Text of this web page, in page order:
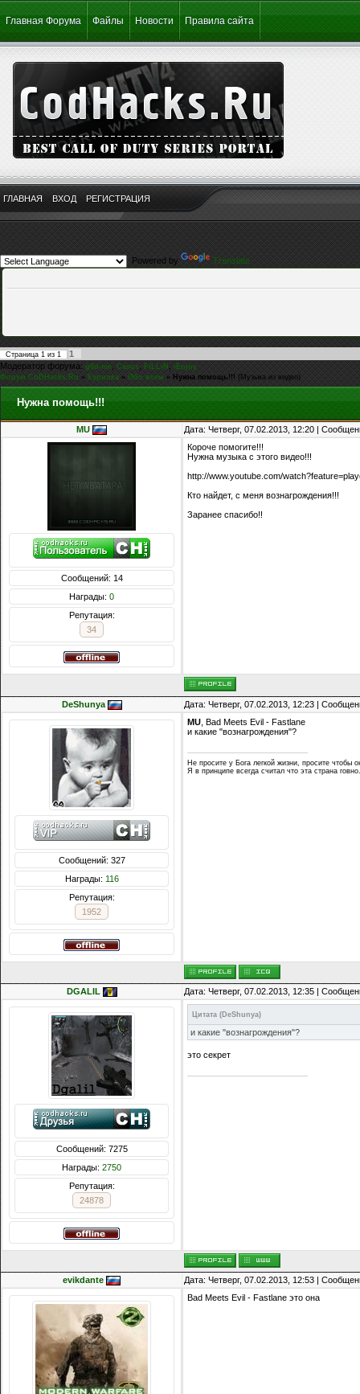
Главная Форума Файлы Новости Правила сайта
ГЛАВНАЯ ВХОД РЕГИСТРАЦИЯ
Powered by Translate
Страница 1 из 1
1
Модератор форума:g0d-me,Casus, FiLLiN,iEnjoy
Форум CoDHacks.Ru » Курилка » Обо всем » Нужна помощь!!! (Музыка из видео)
Нужна помощь!!!
MU Дата: Четверг, 07.02.2013, 12:20 |
Сообщений: 14
Награды: 0
Репутация:
34
Короче помогите!!!
Нужна музыка с этого видео!!!
http://www.youtube.com/
Кто найдет, с меня вознагрождения!!!
Заранее спасибо!!
DeShunya Дата: Четверг, 07.02.2013, 12:23 |
Сообщений: 327
Награды: 116
Репутация:
1952
MU , Bad Meets Evil - Fastlane
и какие "вознагрождения"?
Не просите у Бога легкой жизни, просите чтобы
Я в принципе всегда считал что эта страна
DGALIL Дата: Четверг, 07.02.2013, 12:35 |
Сообщений: 7275
Награды: 2750
Репутация:
24878
Цитата ( DeShunya)
и какие "вознагрождения"?
это секрет
evikdante Дата: Четверг, 07.02.2013, 12:53 |
Bad Meets Evil - Fastlane это она